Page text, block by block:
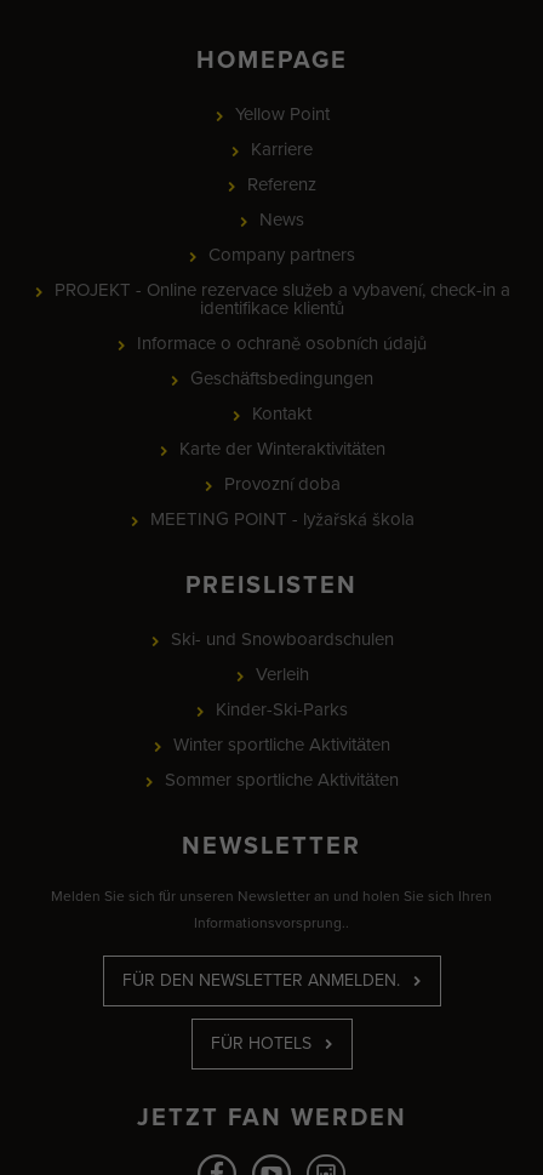
HOMEPAGE
Yellow Point
Karriere
Referenz
News
Company partners
PROJEKT - Online rezervace služeb a vybavení, check-in a
identifikace klientů
Informace o ochraně osobních údajů
Geschäftsbedingungen
Kontakt
Karte der Winteraktivitäten
Provozní doba
MEETING POINT - lyžařská škola
PREISLISTEN
Ski- und Snowboardschulen
Verleih
Kinder-Ski-Parks
Winter sportliche Aktivitäten
Sommer sportliche Aktivitäten
NEWSLETTER
Melden Sie sich für unseren Newsletter an und holen Sie sich Ihren
Informationsvorsprung..
FÜR DEN NEWSLETTER ANMELDEN.
FÜR HOTELS
JETZT FAN WERDEN